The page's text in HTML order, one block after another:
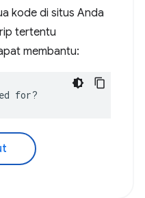
kode di situs Anda
tertentu
membantu:
for?